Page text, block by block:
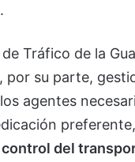
Tráfico de la
por su parte,
agentes
del